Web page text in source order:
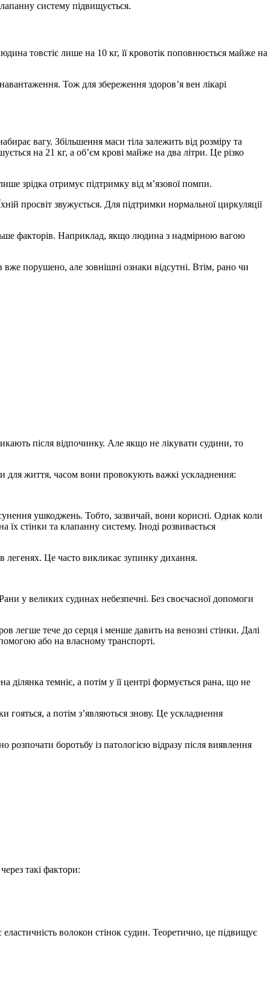
систему підвищується.
товстіє лише на 10 кг, її кровотік поповнюється майже на
Тож для збереження здоров’я вен лікарі
вагу. Збільшення маси тіла залежить від розміру та
на 21 кг, а об’єм крові майже на два літри. Це різко
зрідка отримує підтримку від м’язової помпи.
просвіт звужується. Для підтримки нормальної циркуляції
факторів. Наприклад, якщо людина з надмірною вагою
порушено, але зовнішні ознаки відсутні. Втім, рано чи
після відпочинку. Але якщо не лікувати судини, то
для життя, часом вони провокують важкі ускладнення:
ушкоджень. Тобто, зазвичай, вони корисні. Однак коли
стінки та клапанну систему. Іноді розвивається
легенях. Це часто викликає зупинку дихання.
у великих судинах небезпечні. Без своєчасної допомоги
легше тече до серця і менше давить на венозні стінки. Далі
або на власному транспорті.
темніє, а потім у її центрі формується рана, що не
гояться, а потім з’являються знову. Це ускладнення
боротьбу із патологією відразу після виявлення
такі фактори:
волокон стінок судин. Теоретично, це підвищує